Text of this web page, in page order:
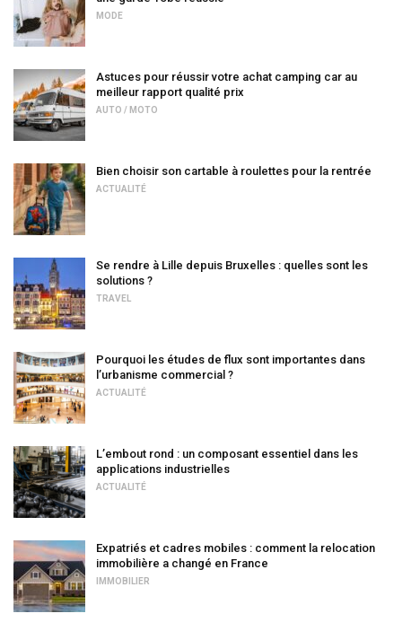
MODE
Astuces pour réussir votre achat camping car au
meilleur rapport qualité prix
AUTO / MOTO
Bien choisir son cartable à roulettes pour la rentrée
ACTUALITÉ
Se rendre à Lille depuis Bruxelles : quelles sont les
solutions ?
TRAVEL
Pourquoi les études de flux sont importantes dans
l’urbanisme commercial ?
ACTUALITÉ
L’embout rond : un composant essentiel dans les
applications industrielles
ACTUALITÉ
Expatriés et cadres mobiles : comment la relocation
immobilière a changé en France
IMMOBILIER